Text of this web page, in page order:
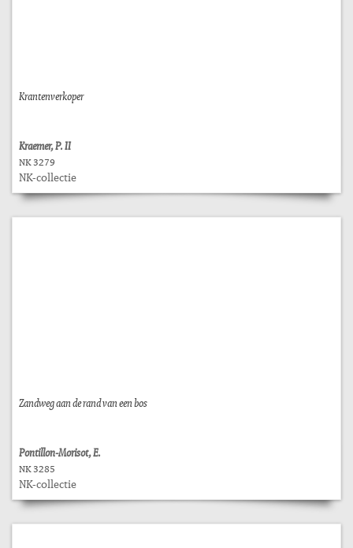
Krantenverkoper
Kraemer, P. II
NK 3279
NK-collectie
Zandweg aan de rand van een bos
Pontillon-Morisot, E.
NK 3285
NK-collectie